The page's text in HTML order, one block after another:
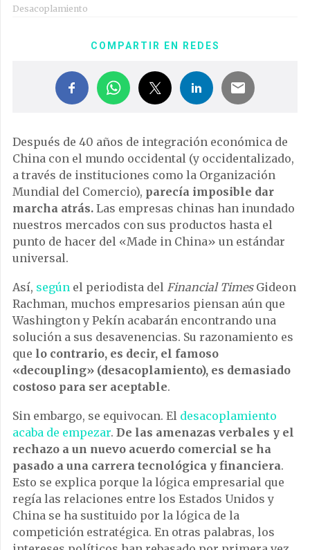
Desacoplamiento
COMPARTIR EN REDES
Después de 40 años de integración económica de
China con el mundo occidental (y occidentalizado,
a través de instituciones como la Organización
Mundial del Comercio), parecía imposible dar
marcha atrás. Las empresas chinas han inundado
nuestros mercados con sus productos hasta el
punto de hacer del «Made in China» un estándar
universal.
Así, según el periodista del Financial TimesGideon
Rachman, muchos empresarios piensan aún que
Washington y Pekín acabarán encontrando una
solución a sus desavenencias. Su razonamiento es
que lo contrario, es decir, el famoso
«decoupling» (desacoplamiento), es demasiado
costoso para ser aceptable.
Sin embargo, se equivocan. El desacoplamiento
acaba de empezar. De las amenazas verbales y el
rechazo a un nuevo acuerdo comercial se ha
pasado a una carrera tecnológica y financiera.
Esto se explica porque la lógica empresarial que
regía las relaciones entre los Estados Unidos y
China se ha sustituido por la lógica de la
competición estratégica. En otras palabras, los